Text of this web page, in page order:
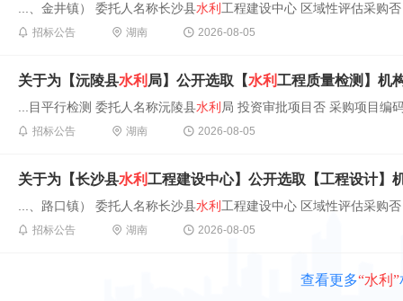
...、金井镇） 委托人名称长沙县水利 工程建设中心 区域性评估采购
招标公告 湖南 2026-08-05
关于为【沅陵县水利 局】公开选取【水利工程质量检测】机
...目平行检测 委托人名称沅陵县水利 局 投资审批项目否 采购项目编
招标公告 湖南 2026-08-05
关于为【长沙县水利工程建设中心】公开选取【工程设计】
...、路口镇） 委托人名称长沙县水利 工程建设中心 区域性评估采购
招标公告 湖南 2026-08-05
查看更多“水利”